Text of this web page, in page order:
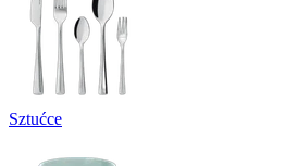
Sztućce